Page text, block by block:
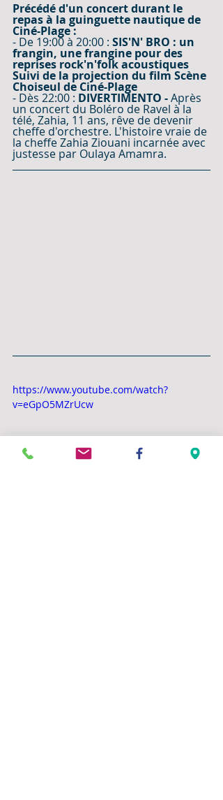
Précédé d'un concert durant le
repas à la guinguette nautique de
Ciné-Plage :
- De 19:00 à 20:00 : SIS'N' BRO : un
frangin, une frangine pour des
reprises rock'n'folk acoustiques
Suivi de la projection du film Scène
Choiseul de Ciné-Plage
- Dès 22:00 : DIVERTIMENTO - Après
un concert du Boléro de Ravel à la
télé, Zahia, 11 ans, rêve de devenir
cheffe d'orchestre. L'histoire vraie de
la cheffe Zahia Ziouani incarnée avec
justesse par Oulaya Amamra.
https://www.youtube.com/watch?
v=eGpO5MZrUcw